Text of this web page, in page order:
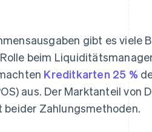
gibt es viele
beim
Kreditkarten 25 %
aus. Der Marktanteil von
beider Zahlungsmethoden.